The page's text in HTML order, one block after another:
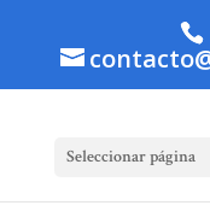
Seleccionar página